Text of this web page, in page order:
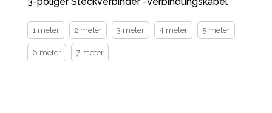
1 meter 2 meter 3 meter 4 meter 5 meter
6 meter 7 meter